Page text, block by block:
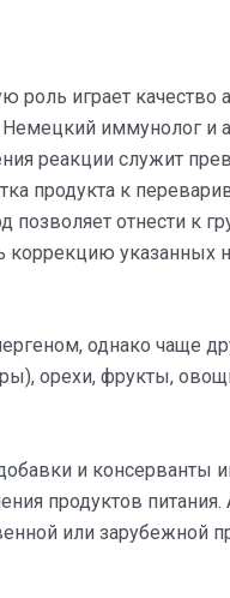
играет качество
иммунолог и
реакции служит
продукта к
отнести к
указанных
однако чаще
орехи, фрукты,
и консерванты
продуктов питания.
или зарубежной